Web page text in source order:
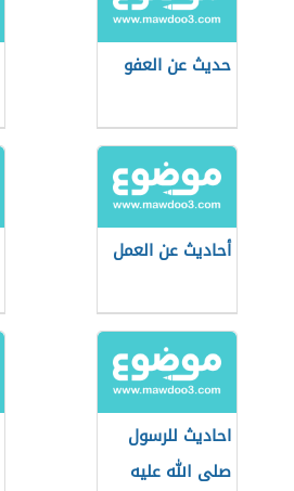
حديث عن العفو
أحاديث عن العمل
احاديث للرسول
صلى الله عليه